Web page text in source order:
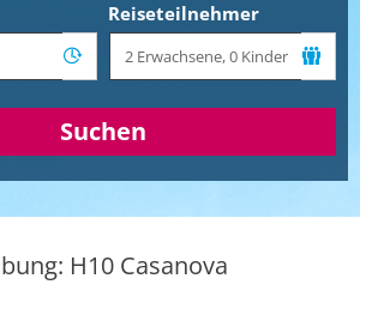
Reiseteilnehmer
Suchen
H10 Casanova